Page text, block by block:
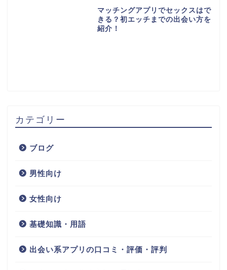
マッチングアプリでセックスはで
きる？初エッチまでの出会い方を
紹介！
カテゴリー
ブログ
男性向け
女性向け
基礎知識・用語
出会い系アプリの口コミ・評価・評判